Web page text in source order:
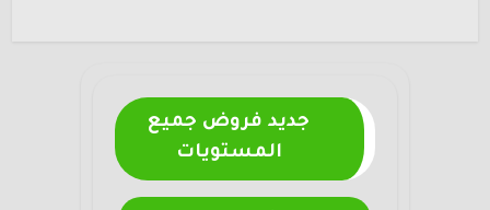
جديد فروض جميع
المستويات